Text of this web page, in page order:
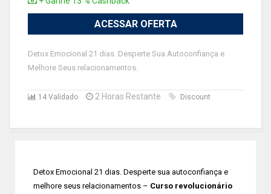
ACESSAR OFERTA
Detox Emocional 21 dias. Desperte Sua Autoconfiança e
Melhore Seus relacionamentos.
14 Validado 2 Horas Restante Discount
Detox Emocional 21 dias. Desperte sua autoconfiança e
melhore seus relacionamentos – Curso revolucionário